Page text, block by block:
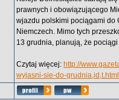
prawnych i obowiązującego
wjazdu polskimi pociągami do
Niemczech. Mimo tych
13 grudnia, planują, że
Czytaj więcej: http://
wyjasni-sie-do-grudnia,id,t.html